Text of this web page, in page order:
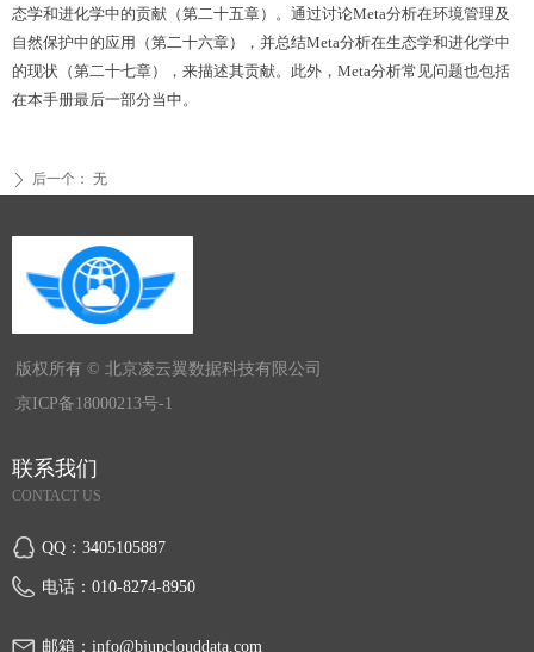
态学和进化学中的贡献（第二十五章）。通过讨论Meta分析在环境管理及
自然保护中的应用（第二十六章），并总结Meta分析在生态学和进化学中
的现状（第二十七章），来描述其贡献。此外，Meta分析常见问题也包括
在本手册最后一部分当中。
ꄲ 后一个： 无
版权所有 © 北京凌云翼数据科技有限公司
京ICP备18000213号-1
联系我们
CONTACT US
QQ： 3405105887
电话： 010-8274-8950
邮箱： info@bjupclouddata.com